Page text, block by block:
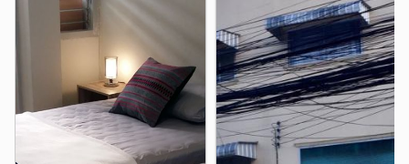
CM Computer Center
Siri Wattana Market 2.2 km
Central Outlet Kad Suan Kaew 2.2 km
Computer City 2.4 km
Hospital
Chiangmai Ram Hospital 2.4 km